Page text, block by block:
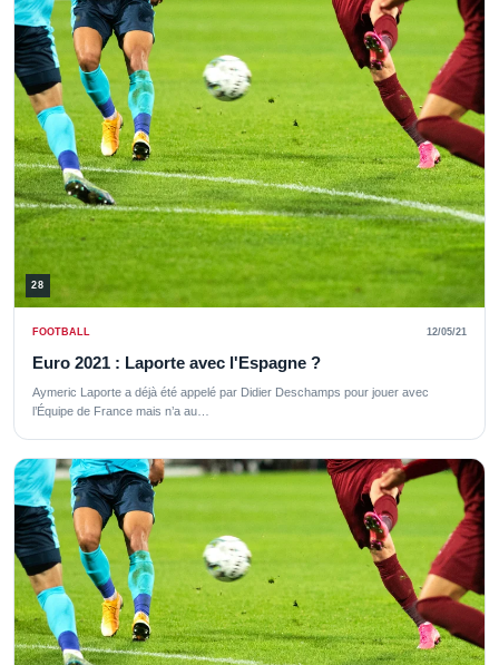
28
FOOTBALL 12/05/21
Euro 2021 : Laporte avec l'Espagne ?
Aymeric Laporte a déjà été appelé par Didier Deschamps pour jouer avec
l’Équipe de France mais n’a au…